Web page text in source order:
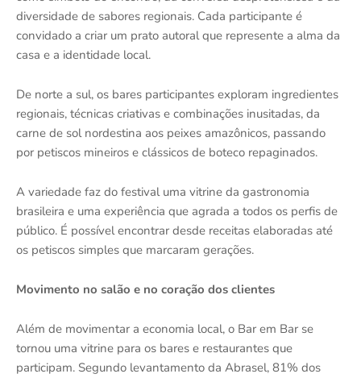
diversidade de sabores regionais. Cada participante é
convidado a criar um prato autoral que represente a alma da
casa e a identidade local.
De norte a sul, os bares participantes exploram ingredientes
regionais, técnicas criativas e combinações inusitadas, da
carne de sol nordestina aos peixes amazônicos, passando
por petiscos mineiros e clássicos de boteco repaginados.
A variedade faz do festival uma vitrine da gastronomia
brasileira e uma experiência que agrada a todos os perfis de
público. É possível encontrar desde receitas elaboradas até
os petiscos simples que marcaram gerações.
Movimento no salão e no coração dos clientes
Além de movimentar a economia local, o Bar em Bar se
tornou uma vitrine para os bares e restaurantes que
participam. Segundo levantamento da Abrasel, 81% dos